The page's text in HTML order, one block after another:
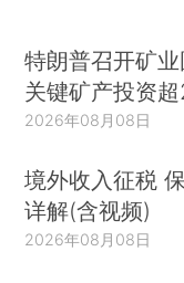
特朗普召开矿
关键矿产投资
2026年08月08日
境外收入征税
详解(含视频)
2026年08月08日